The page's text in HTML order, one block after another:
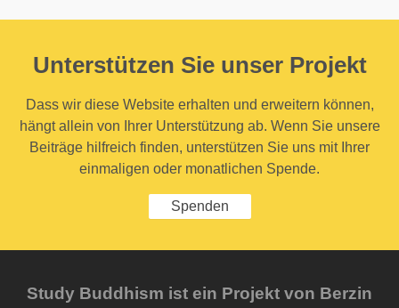
Unterstützen Sie unser Projekt
Dass wir diese Website erhalten und erweitern können,
hängt allein von Ihrer Unterstützung ab. Wenn Sie unsere
Beiträge hilfreich finden, unterstützen Sie uns mit Ihrer
einmaligen oder monatlichen Spende.
Spenden
Study Buddhism ist ein Projekt von Berzin